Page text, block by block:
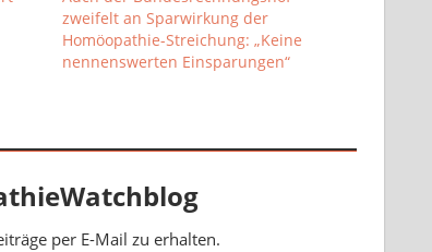
zweifelt an Sparwirkung der
Homöopathie-Streichung: „Keine
nennenswerten Einsparungen“
per E-Mail zu erhalten.